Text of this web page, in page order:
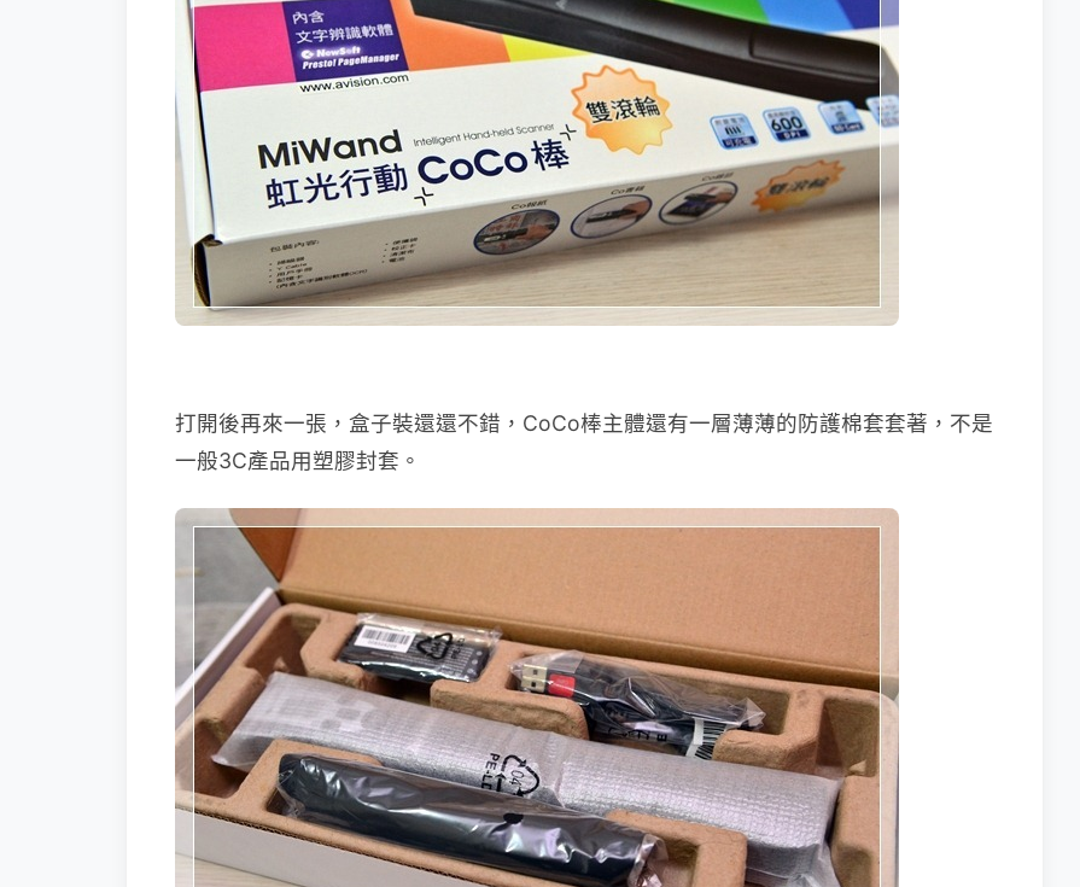
打開後再來一張，盒子裝還還不錯，CoCo棒主體還有一層薄薄的防護棉套套著，不是
一般3C產品用塑膠封套。